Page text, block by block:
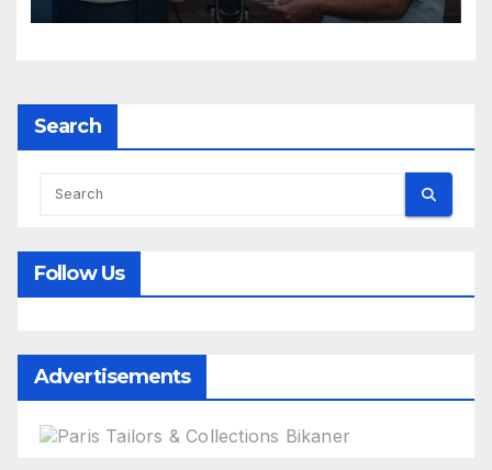
Search
Follow Us
Advertisements